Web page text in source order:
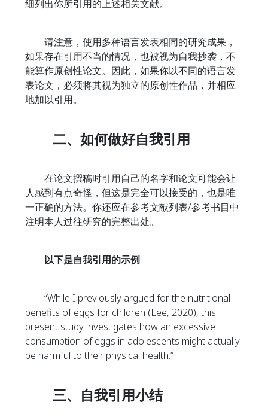
细列出你所引用的上述相关文献。
请注意，使用多种语言发表相同的研究成果，
如果存在引用不当的情况，也被视为自我抄袭，不
能算作原创性论文。因此，如果你以不同的语言发
表论文，必须将其视为独立的原创性作品，并相应
地加以引用。
二、如何做好自我引用
在论文撰稿时引用自己的名字和论文可能会让
人感到有点奇怪，但这是完全可以接受的，也是唯
一正确的方法。你还应在参考文献列表/参考书目中
注明本人过往研究的完整出处。
以下是自我引用的示例
“While I previously argued for the nutritional
benefits of eggs for children (Lee, 2020), this
present study investigates how an excessive
consumption of eggs in adolescents might actually
be harmful to their physical health.”
三、自我引用小结